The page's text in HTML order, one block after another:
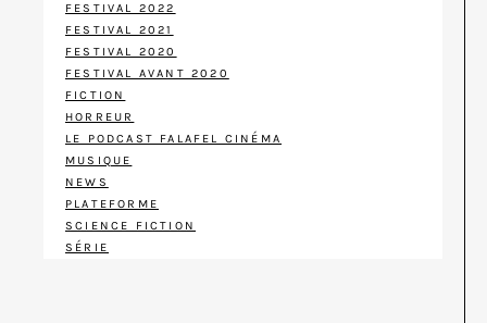
FESTIVAL 2022
FESTIVAL 2021
FESTIVAL 2020
FESTIVAL AVANT 2020
FICTION
HORREUR
LE PODCAST FALAFEL CINÉMA
MUSIQUE
NEWS
PLATEFORME
SCIENCE FICTION
SÉRIE